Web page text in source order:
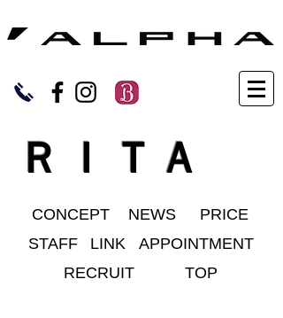
ＲＩＴＡ
CONCEPT NEWS
PRICE
STAFF
LINK
APPOINTMENT
RECRUIT
TOP